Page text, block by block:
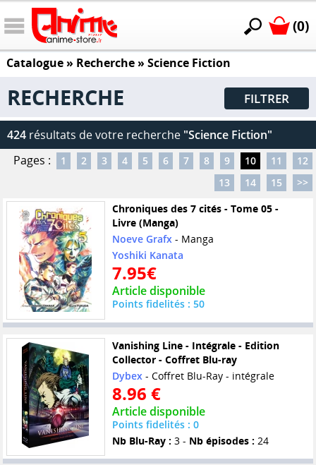
(0)
Catalogue» Recherche » Science Fiction
RECHERCHE FILTRER
424 résultats de votre recherche "Science Fiction"
Pages :
1 2 3 4 5 6 7 8 9 10 11
12
13
14 15
>>
Chroniques des 7 cités - Tome 05 -
Livre (Manga)
Noeve Grafx- Manga
Yoshiki Kanata
7.95€
Article disponible
Points fidelités : 50
Vanishing Line - Intégrale - Edition
Collector - Coffret Blu-ray
Dybex - Coffret Blu-Ray - intégrale
8.96 €
Article disponible
Points fidelités : 0
Nb Blu-Ray : 3 - Nb épisodes : 24